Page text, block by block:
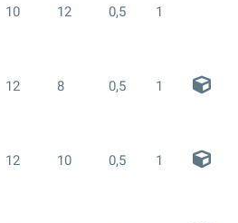
10 12 0,5 1
12 8 0,5 1
12 10 0,5 1